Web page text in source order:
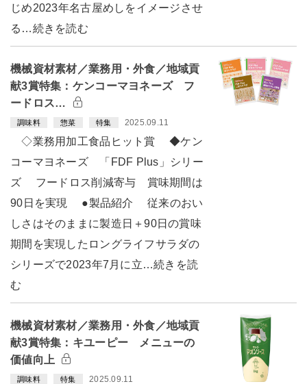
じめ2023年名古屋めしをイメージさせ
る…続きを読む
機械資材素材／業務用・外食／地域貢
献3賞特集：ケンコーマヨネーズ フ
ードロス…
調味料 惣菜 特集 2025.09.11
◇業務用加工食品ヒット賞 ◆ケン
コーマヨネーズ 「FDF Plus」シリー
ズ フードロス削減寄与 賞味期間は
90日を実現 ●製品紹介 従来のおい
しさはそのままに製造日＋90日の賞味
期間を実現したロングライフサラダの
シリーズで2023年7月に立…続きを読
む
機械資材素材／業務用・外食／地域貢
献3賞特集：キユーピー メニューの
価値向上
調味料 特集 2025.09.11